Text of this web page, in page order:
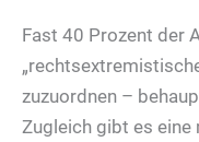
Fast 40 Prozent der
zuzuordnen –
Zugleich gibt es